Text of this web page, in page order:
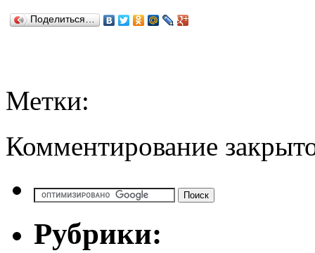
Поделиться…
Метки:
Комментирование
Рубрики: